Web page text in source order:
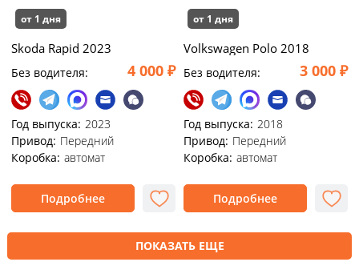
от 1 дня
Skoda Rapid 2023
Без водителя: 4 000 ₽
Год выпуска: 2023
Привод: Передний
Коробка: автомат
Подробнее
от 1 дня
Volkswagen Polo 2018
Без водителя: 3 000 ₽
Год выпуска: 2018
Привод: Передний
Коробка: автомат
Подробнее
ПОКАЗАТЬ ЕЩЕ